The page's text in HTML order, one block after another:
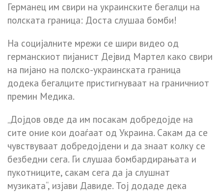
Германец им свири на украинските бегалци на
полската граница: Доста слушаа бомби!
На социјалните мрежи се шири видео од
германскиот пијанист Дејвид Мартел како свири
на пијано на полско-украинската граница
додека бегалците пристигнуваат на граничниот
премин Медика.
„Дојдов овде да им посакам добредојде на
сите оние кои доаѓаат од Украина. Сакам да се
чувствуваат добредојдени и да знаат колку се
безбедни сега. Ги слушаа бомбардирањата и
пукотниците, сакам сега да ја слушнат
музиката“, изјави Давиде. Тој додаде дека